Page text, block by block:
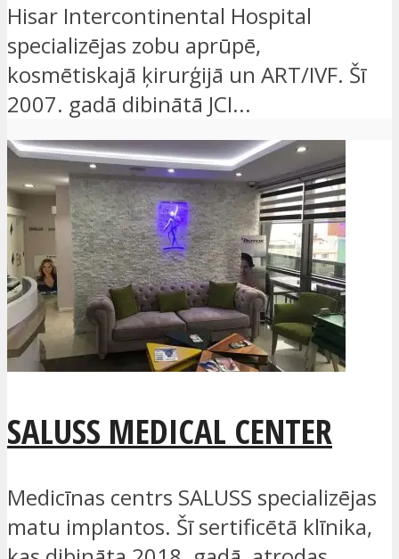
Hisar Intercontinental Hospital
specializējas zobu aprūpē,
kosmētiskajā ķirurģijā un ART/IVF. Šī
2007. gadā dibinātā JCI...
SALUSS MEDICAL CENTER
Medicīnas centrs SALUSS specializējas
matu implantos. Šī sertificētā klīnika,